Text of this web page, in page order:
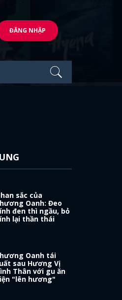
ĐĂNG NHẬP
sắc của
Oanh: Đeo
đen thì ngầu, bỏ
lại thần thái
Oanh tái
sau Hương Vị
Thân với gu ăn
"lên hương"